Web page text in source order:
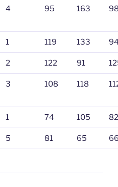
4 95 163
1 119 133
2 122 91
3 108 118
1 74 105 82
5 81 65